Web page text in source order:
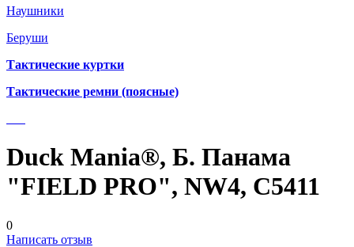
Наушники
Беруши
Тактические куртки
Тактические ремни (поясные)
Duck Mania®, Б. Панама
"FIELD PRO", NW4, С5411
0
Написать отзыв